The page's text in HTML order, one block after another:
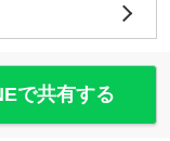
で共有する